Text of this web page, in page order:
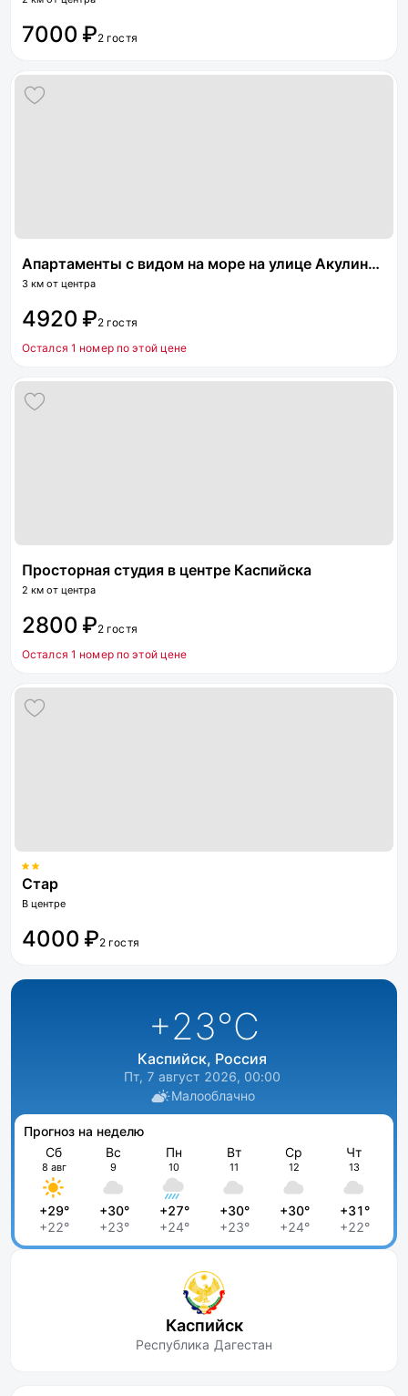
7000 ₽2 гостя
Апартаменты с видом на море на улице Акулиничева
3 км от центра
4920 ₽2 гостя
Остался 1 номер по этой цене
Просторная студия в центре Каспийска
2 км от центра
2800 ₽2 гостя
Остался 1 номер по этой цене
Стар
В центре
4000 ₽2 гостя
+23°C
Каспийск, Россия
Пт, 7 август 2026, 00:00
Малооблачно
Прогноз на неделю
Сб
8 авг
+29°
+22°
Вс
9
+30°
+23°
Пн
10
+27°
+24°
Вт
11
+30°
+23°
Ср
12
+30°
+24°
Чт
13
+31°
+22°
Каспийск
Республика Дагестан